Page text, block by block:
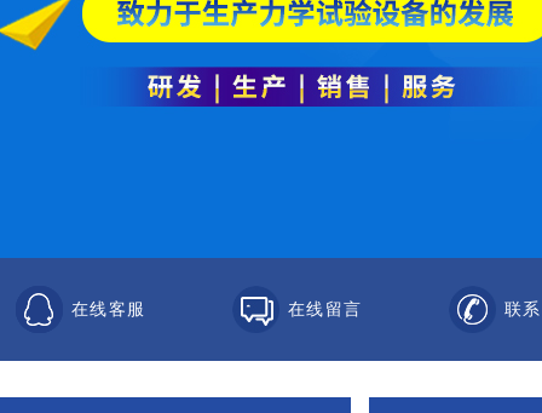
在线客服 在线留言 联